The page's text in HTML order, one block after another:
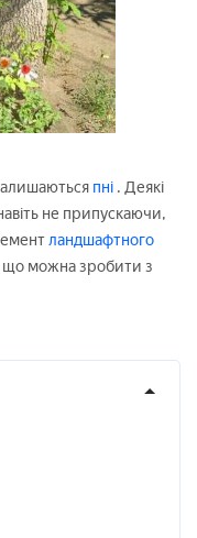
пні . Деякі
не припускаючи,
ландшафтного
що можна зробити з